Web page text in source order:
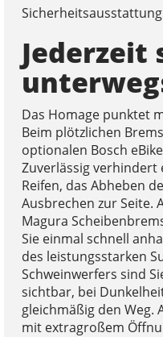
Sicherheitsausstattung
Jederzeit
Das Homage punktet
Beim plötzlichen
optionalen Bosch
Zuverlässig verhindert
Reifen, das Abheben
Ausbrechen zur Seite.
Magura
Sie einmal schnell
des leistungsstarken
Schweinwerfers sind
sichtbar, bei
gleichmäßig den
mit extragroßem